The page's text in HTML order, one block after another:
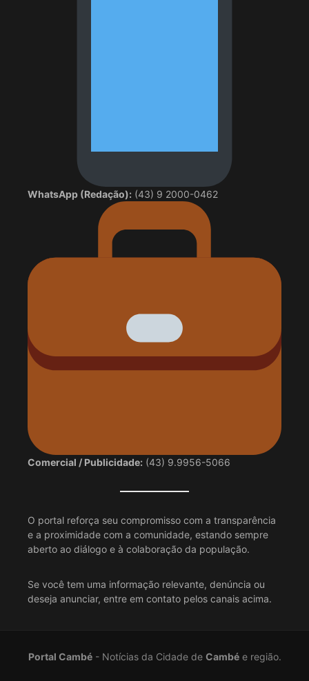
WhatsApp (Redação): (43) 9 2000-0462
Comercial / Publicidade: (43) 9.9956-5066
O portal reforça seu compromisso com a transparência
e a proximidade com a comunidade, estando sempre
aberto ao diálogo e à colaboração da população.
Se você tem uma informação relevante, denúncia ou
deseja anunciar, entre em contato pelos canais acima.
Portal Cambé- Notícias da Cidade de Cambée região.